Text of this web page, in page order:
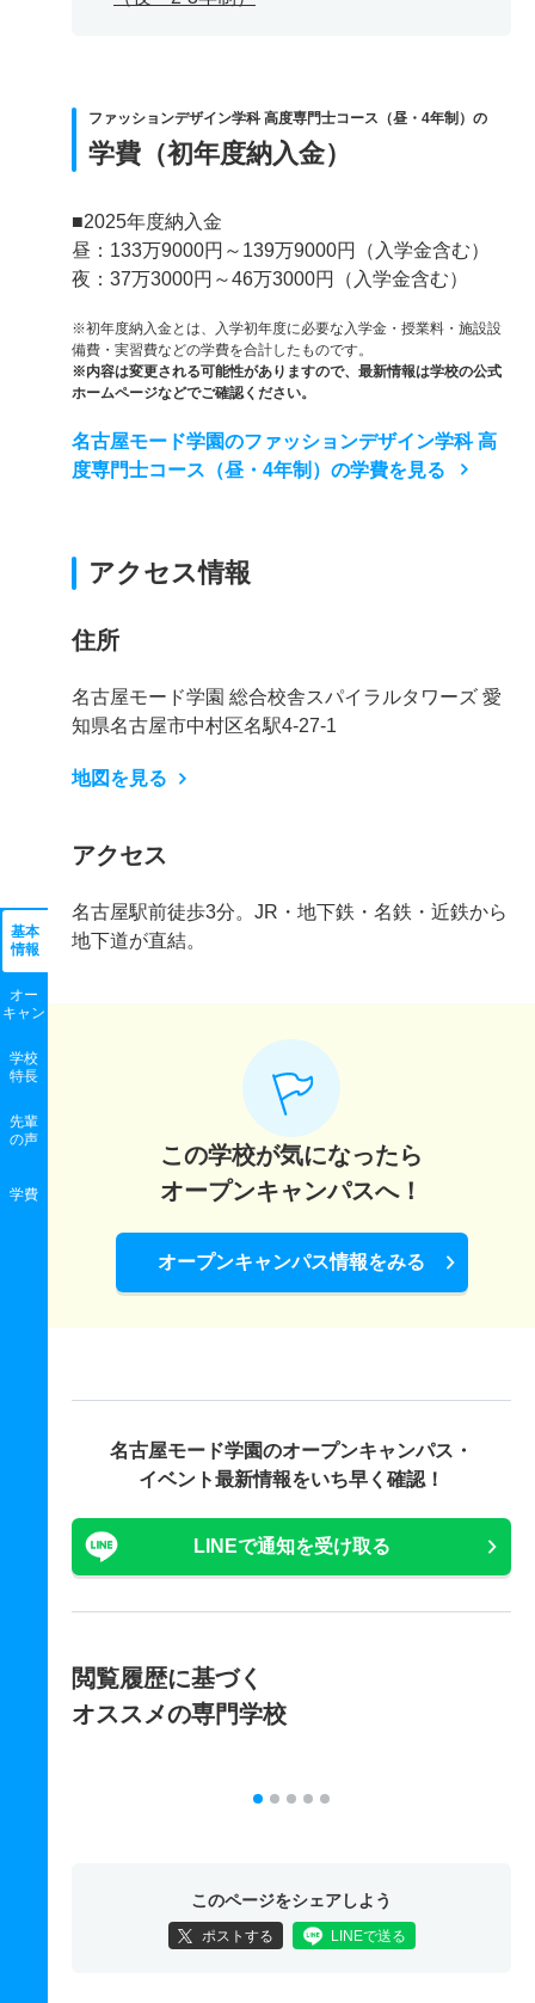
基本
情報
オー
キャン
学校
特長
先輩
の声
学費
ファッションデザイン学科 高度専門士コース（昼・4年制）の
学費（初年度納入金）
■2025年度納入金
昼：133万9000円～139万9000円（入学金含む）
夜：37万3000円～46万3000円（入学金含む）
※初年度納入金とは、入学初年度に必要な入学金・授業料・施設設
備費・実習費などの学費を合計したものです。
※内容は変更される可能性がありますので、最新情報は学校の公式
ホームページなどでご確認ください。
名古屋モード学園のファッションデザイン学科 高
度専門士コース（昼・4年制）の学費を見る
アクセス情報
住所
名古屋モード学園 総合校舎スパイラルタワーズ 愛
知県名古屋市中村区名駅4-27-1
地図を見る
アクセス
名古屋駅前徒歩3分。JR・地下鉄・名鉄・近鉄から
地下道が直結。
この学校が気になったら
オープンキャンパスへ！
オープンキャンパス情報をみる
名古屋モード学園のオープンキャンパス・
イベント最新情報をいち早く確認！
LINEで通知を受け取る
閲覧履歴に基づく
オススメの専門学校
このページをシェアしよう
ポストする LINEで送る